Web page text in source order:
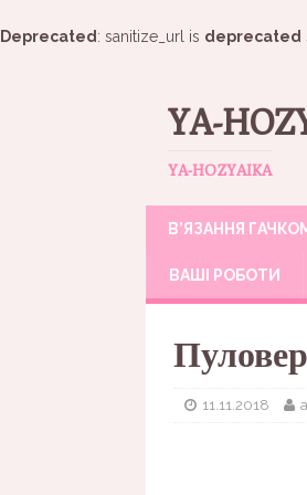
Deprecated : sanitize_url is deprecated
YA-
YA-HOZYAIKA
В’ЯЗАННЯ
ВАШІ РОБОТИ
11.11.2018